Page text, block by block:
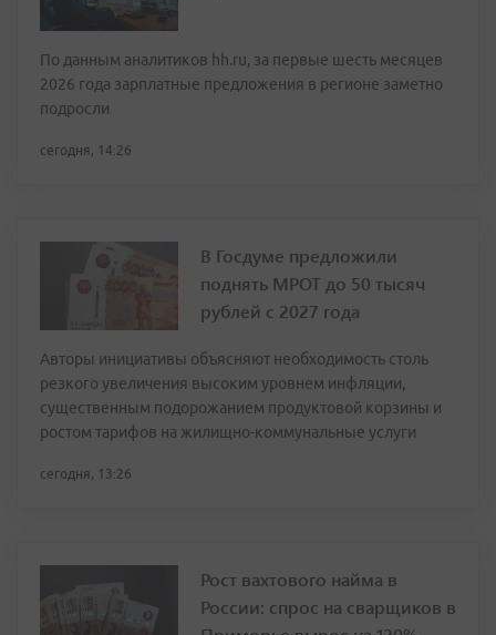
По данным аналитиков hh.ru, за первые шесть месяцев
2026 года зарплатные предложения в регионе заметно
подросли
сегодня, 14:26
В Госдуме предложили
поднять МРОТ до 50 тысяч
рублей с 2027 года
Авторы инициативы объясняют необходимость столь
резкого увеличения высоким уровнем инфляции,
существенным подорожанием продуктовой корзины и
ростом тарифов на жилищно-коммунальные услуги
сегодня, 13:26
Рост вахтового найма в
России: спрос на сварщиков в